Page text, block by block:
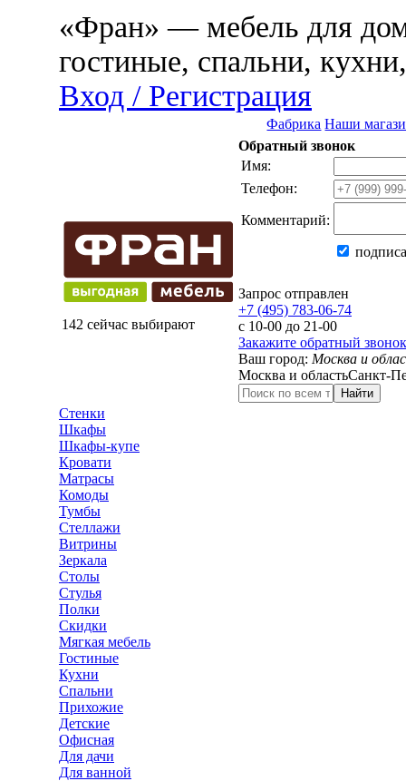
«Фран» — мебель для
гостиные, спальни,
Вход / Регистрация
Фабрика Наши
142 сейчас выбирают
Обратный звонок
Имя:
Телефон:
Комментарий:
Запрос отправлен
+7 (495) 783-06-74
с 10-00 до 21-00
Закажите обратный звонок
Ваш город: Москва и
Москва и областьСанкт-
Найти
Стенки
Шкафы
Шкафы-купе
Кровати
Матрасы
Комоды
Тумбы
Стеллажи
Витрины
Зеркала
Столы
Стулья
Полки
Скидки
Мягкая мебель
Гостиные
Кухни
Спальни
Прихожие
Детские
Офисная
Для дачи
Для ванной